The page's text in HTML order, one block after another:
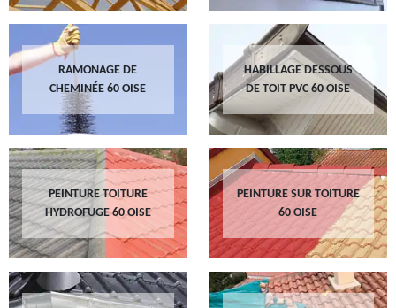
RAMONAGE DE
CHEMINÉE 60 OISE
HABILLAGE DESSOUS
DE TOIT PVC 60 OISE
PEINTURE TOITURE
HYDROFUGE 60 OISE
PEINTURE SUR TOITURE
60 OISE